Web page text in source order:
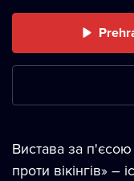
Вистава за
проти вікінгів» –